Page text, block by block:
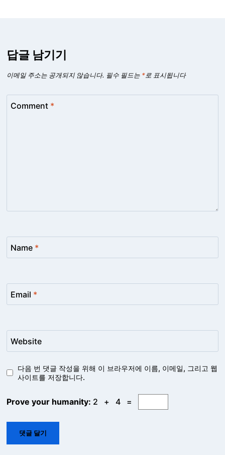
답글 남기기
이메일 주소는 공개되지 않습니다. 필수 필드는 *로 표시됩니다
Comment *
Name *
Email *
Website
다음 번 댓글 작성을 위해 이 브라우저에 이름, 이메일, 그리고 웹
사이트를 저장합니다.
Prove your humanity: 2 + 4 =